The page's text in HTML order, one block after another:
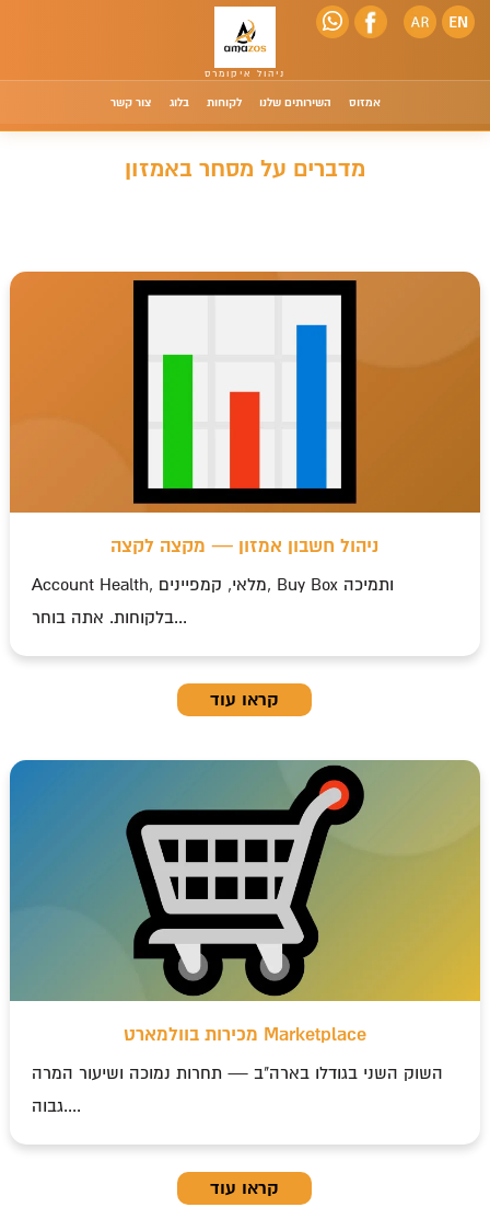
אמזוס השירותים שלנו לקוחות בלוג צור קשר
מדברים על מסחר באמזון
ניהול חשבון אמזון — מקצה לקצה
Account Health, מלאי, קמפיינים, Buy Box ותמיכה
בלקוחות. אתה בוחר...
קראו עוד
מכירות בוולמארט Marketplace
השוק השני בגודלו בארה"ב — תחרות נמוכה ושיעור המרה
גבוה....
קראו עוד